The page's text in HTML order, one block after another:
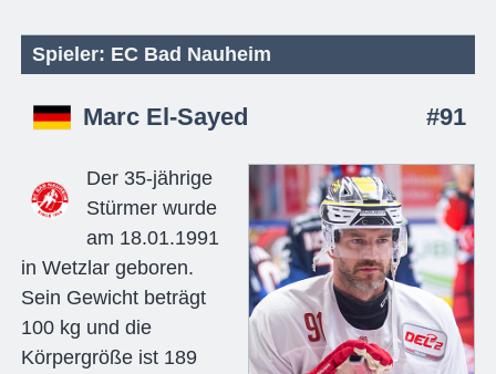
Spieler: EC Bad Nauheim
Marc El-Sayed #91
Der 35-jährige
Stürmer wurde
am 18.01.1991
in Wetzlar geboren.
Sein Gewicht beträgt
100 kg und die
Körpergröße ist 189